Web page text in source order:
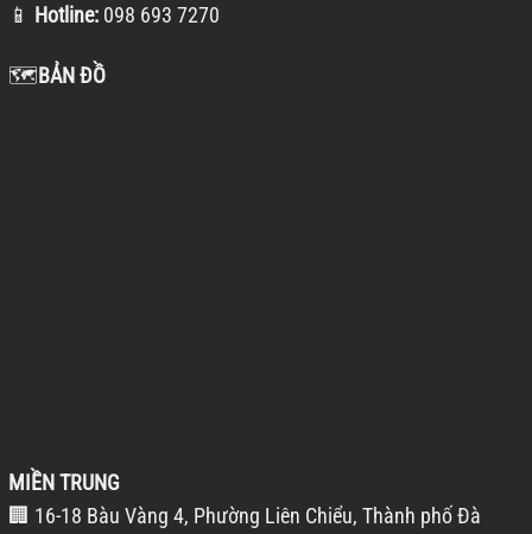
📱 Hotline: 098 693 7270
🗺️BẢN ĐỒ
MIỀN TRUNG
🏢 16-18 Bàu Vàng 4, Phường Liên Chiểu, Thành phố Đà